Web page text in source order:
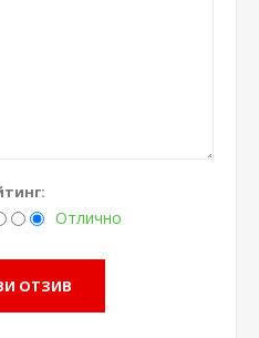
Отлично